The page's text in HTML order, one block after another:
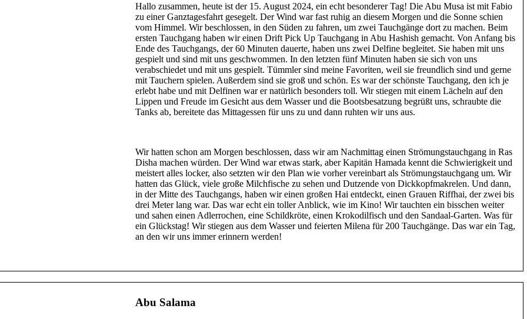
Hallo zusammen, heute ist der 15. August 2024, ein echt besonderer Tag! Die Abu Musa ist mit Fabio
zu einer Ganztagesfahrt gesegelt. Der Wind war fast ruhig an diesem Morgen und die Sonne schien
vom Himmel. Wir beschlossen, in den Süden zu fahren, um zwei Tauchgänge dort zu machen. Beim
ersten Tauchgang haben wir einen Drift Pick Up Tauchgang in Abu Hashish gemacht. Von Anfang bis
Ende des Tauchgangs, der 60 Minuten dauerte, haben uns zwei Delfine begleitet. Sie haben mit uns
gespielt und sind mit uns geschwommen. In den letzten fünf Minuten haben sie sich von uns
verabschiedet und mit uns gespielt. Tümmler sind meine Favoriten, weil sie freundlich sind und gerne
mit Tauchern spielen. Außerdem sind sie groß und schön. Es war der schönste Tauchgang, den ich je
erlebt habe und mit Delfinen war er natürlich besonders toll. Wir stiegen mit einem Lächeln auf den
Lippen und Freude im Gesicht aus dem Wasser und die Bootsbesatzung begrüßt uns, schraubte die
Tanks ab, bereitete das Mittagessen für uns zu und dann ruhten wir uns aus.
Wir hatten schon am Morgen beschlossen, dass wir am Nachmittag einen Strömungstauchgang in Ras
Disha machen würden. Der Wind war etwas stark, aber Kapitän Hamada kennt die Schwierigkeit und
meistert alles locker, also setzten wir den Plan wie vorher vereinbart als Strömungstauchgang um. Wir
hatten das Glück, viele große Milchfische zu sehen und Dutzende von Dickkopfmakrelen. Und dann,
in der Mitte des Tauchgangs, haben wir einen großen Hai entdeckt, einen Grauen Riffhai, der zwei bis
drei Meter lang war. Das war echt ein toller Anblick, wie im Kino! Wir tauchten ein bisschen weiter
und sahen einen Adlerrochen, eine Schildkröte, einen Krokodilfisch und den Sandaal-Garten. Was für
ein Glückstag! Wir stiegen aus dem Wasser und feierten Milena für 200 Tauchgänge. Das war ein Tag,
an den wir uns immer erinnern werden!
Abu Salama